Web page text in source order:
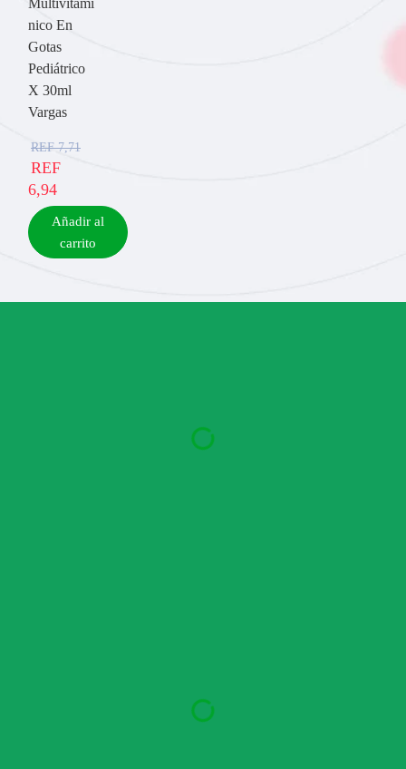
Multivitamí
nico En
Gotas
Pediátrico
X 30ml
Vargas
REF7,71
REF
6,94
Añadir al
carrito